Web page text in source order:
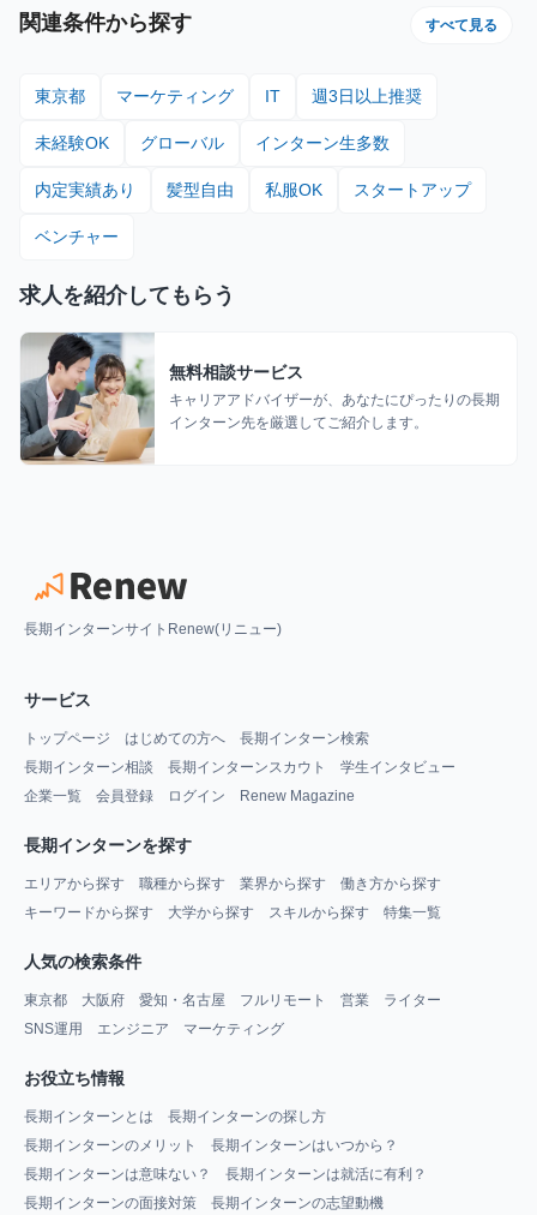
関連条件から探す すべて見る
東京都 マーケティング IT 週3日以上推奨
未経験OK グローバル インターン生多数
内定実績あり 髪型自由 私服OK スタートアップ
ベンチャー
求人を紹介してもらう
無料相談サービス
キャリアアドバイザーが、あなたにぴったりの長期
インターン先を厳選してご紹介します。
長期インターンサイトRenew(リニュー)
サービス
トップページ はじめての方へ
長期インターン検索
長期インターン相談
長期インターンスカウト
学生インタビュー
企業一覧
会員登録 ログイン Renew Magazine
長期インターンを探す
エリアから探す 職種から探す 業界から探す
働き方から探す
キーワードから探す
大学から探す スキルから探す 特集一覧
人気の検索条件
東京都 大阪府 愛知・名古屋 フルリモート 営業
ライター
SNS運用
エンジニア マーケティング
お役立ち情報
長期インターンとは
長期インターンの探し方
長期インターンのメリット
長期インターンはいつから？
長期インターンは意味ない？
長期インターンは就活に有利？
長期インターンの面接対策
長期インターンの志望動機